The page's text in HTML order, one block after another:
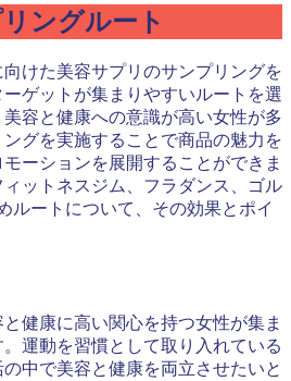
ングルート
けた美容サプリのサンプリングを
ゲットが集まりやすいルートを選
容と健康への意識が高い女性が多
グを実施することで商品の魅力を
ーションを展開することができま
ットネスジム、フラダンス、ゴル
ルートについて、その効果とポイ
健康に高い関心を持つ女性が集ま
運動を習慣として取り入れている
中で美容と健康を両立させたいと